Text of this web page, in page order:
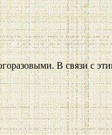
В связи с